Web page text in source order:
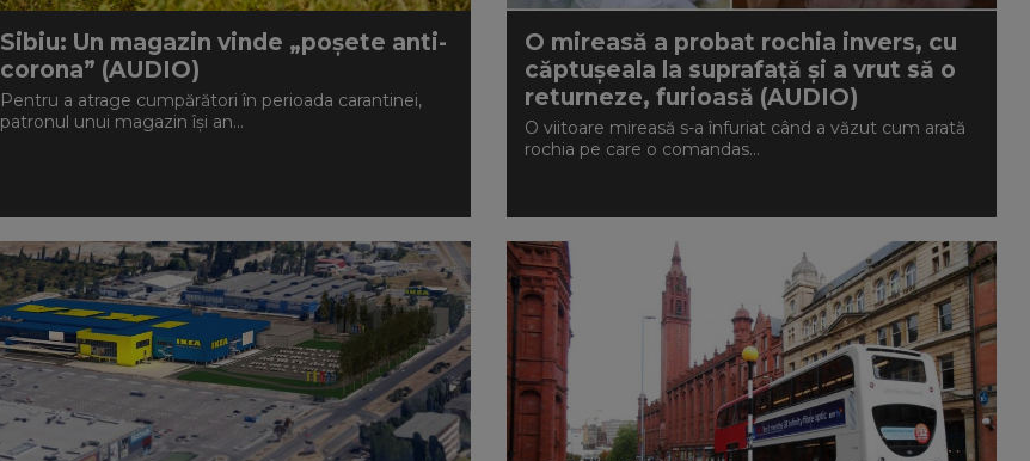
Sibiu: Un magazin vinde „poşete anti-
corona” (AUDIO)
Pentru a atrage cumpărători în perioada carantinei,
patronul unui magazin îşi an...
O mireasă a probat rochia invers, cu
căptuşeala la suprafaţă și a vrut să o
returneze, furioasă (AUDIO)
O viitoare mireasă s-a înfuriat când a văzut cum arată
rochia pe care o comandas...